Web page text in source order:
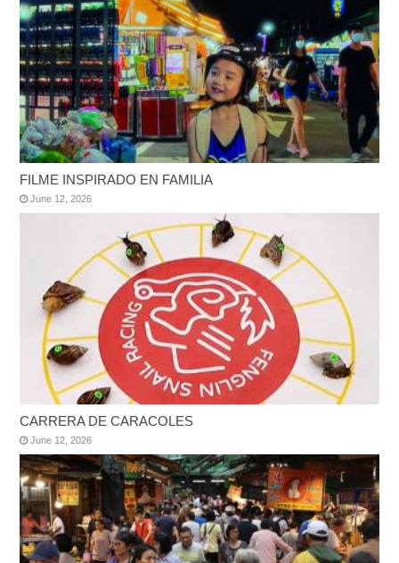
FILME INSPIRADO EN FAMILIA
June 12, 2026
CARRERA DE CARACOLES
June 12, 2026